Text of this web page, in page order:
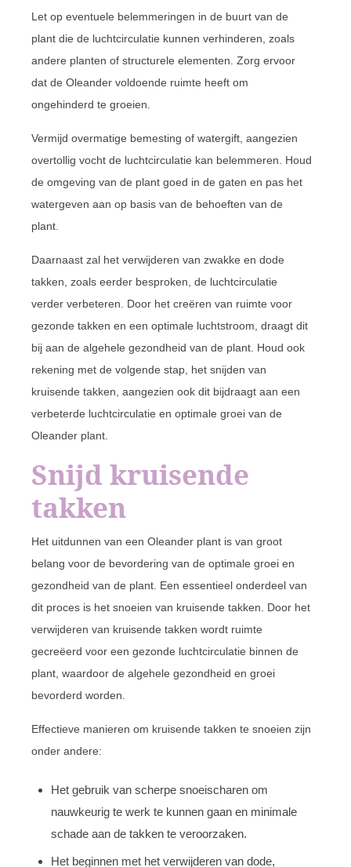
Let op eventuele belemmeringen in de buurt van de
plant die de luchtcirculatie kunnen verhinderen, zoals
andere planten of structurele elementen. Zorg ervoor
dat de Oleander voldoende ruimte heeft om
ongehinderd te groeien.
Vermijd overmatige bemesting of watergift, aangezien
overtollig vocht de luchtcirculatie kan belemmeren. Houd
de omgeving van de plant goed in de gaten en pas het
watergeven aan op basis van de behoeften van de
plant.
Daarnaast zal het verwijderen van zwakke en dode
takken, zoals eerder besproken, de luchtcirculatie
verder verbeteren. Door het creëren van ruimte voor
gezonde takken en een optimale luchtstroom, draagt dit
bij aan de algehele gezondheid van de plant. Houd ook
rekening met de volgende stap, het snijden van
kruisende takken, aangezien ook dit bijdraagt aan een
verbeterde luchtcirculatie en optimale groei van de
Oleander plant.
Snijd kruisende
takken
Het uitdunnen van een Oleander plant is van groot
belang voor de bevordering van de optimale groei en
gezondheid van de plant. Een essentieel onderdeel van
dit proces is het snoeien van kruisende takken. Door het
verwijderen van kruisende takken wordt ruimte
gecreëerd voor een gezonde luchtcirculatie binnen de
plant, waardoor de algehele gezondheid en groei
bevorderd worden.
Effectieve manieren om kruisende takken te snoeien zijn
onder andere:
Het gebruik van scherpe snoeischaren om
nauwkeurig te werk te kunnen gaan en minimale
schade aan de takken te veroorzaken.
Het beginnen met het verwijderen van dode,